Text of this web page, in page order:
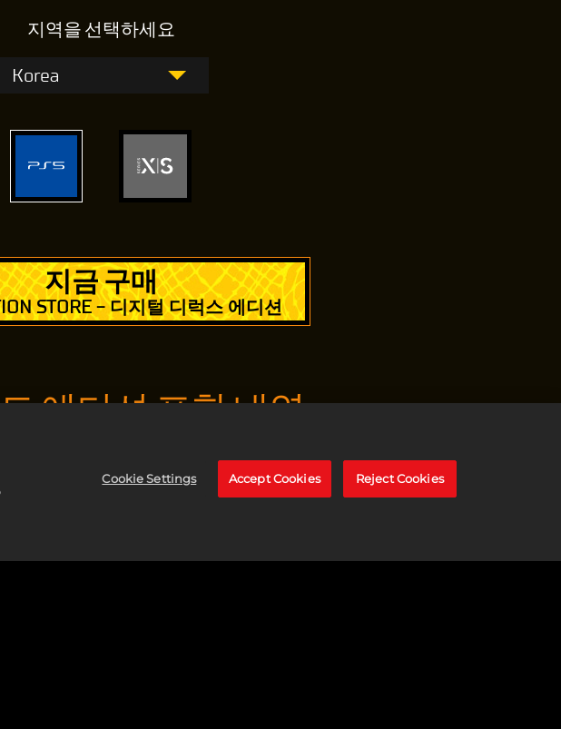
지역을 선택하세요
지금 구매
STORE - 디지털 디럭스 에디션
에디션 포함 내역:
인핸스드 에디션으로 멋진 모습으로 릴
우세요!
Cookie Settings Accept Cookies Reject Cookies